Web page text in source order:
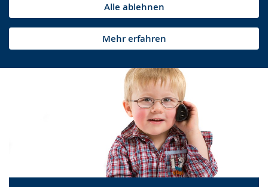
Alle ablehnen
Mehr erfahren